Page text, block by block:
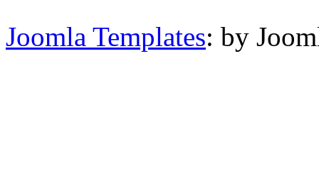
Joomla Templates: by